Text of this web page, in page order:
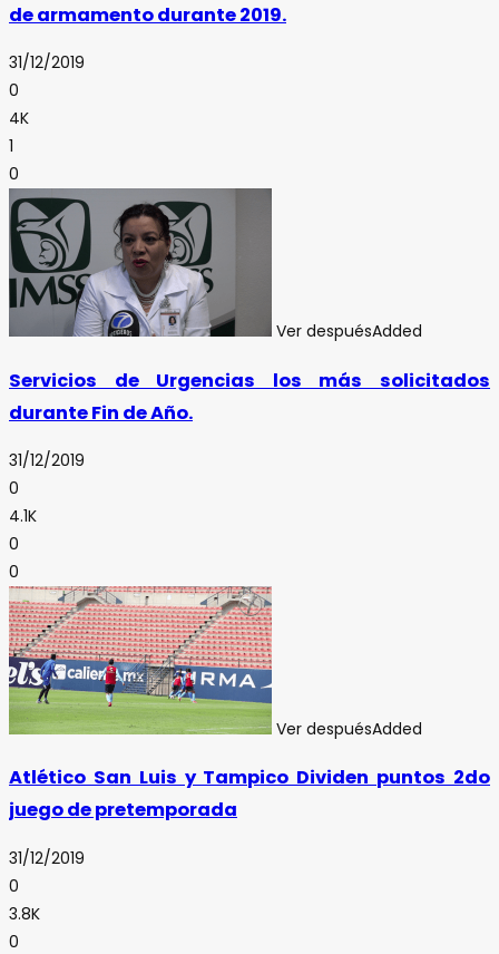
de armamento durante 2019.
31/12/2019
0
4K
1
0
Ver despuésAdded
Servicios de Urgencias los más solicitados
durante Fin de Año.
31/12/2019
0
4.1K
0
0
Ver despuésAdded
Atlético San Luis y Tampico Dividen puntos 2do
juego de pretemporada
31/12/2019
0
3.8K
0